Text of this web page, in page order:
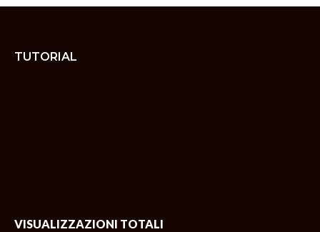
TUTORIAL
VISUALIZZAZIONI TOTALI